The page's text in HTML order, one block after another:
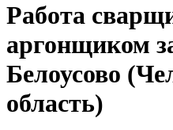
Работа
аргонщиком
Белоусово
область)